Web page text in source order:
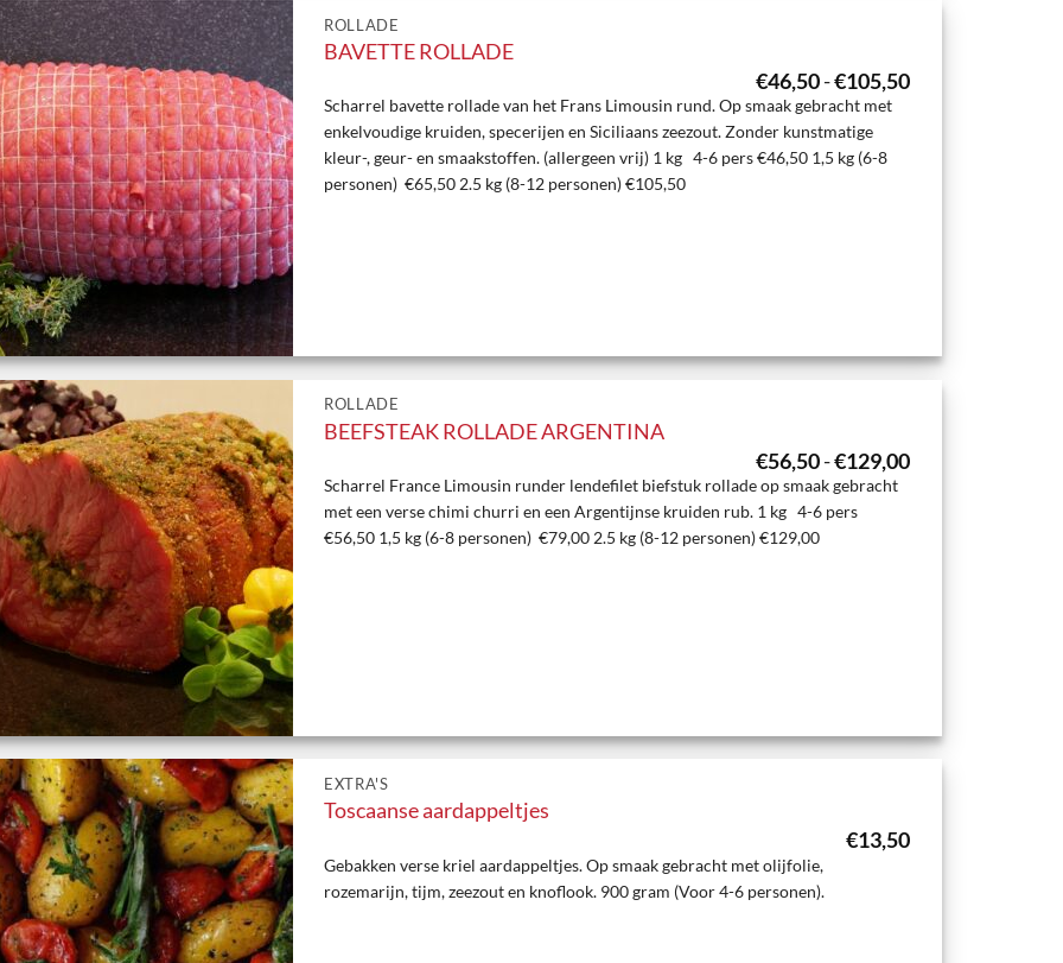
ROLLADE
BAVETTE ROLLADE
€46,50-€105,50Prijsklasse:
Scharrel bavette rollade van het Frans Limousin rund. Op smaak gebracht met
enkelvoudige kruiden, specerijen en Siciliaans zeezout. Zonder kunstmatige
kleur-, geur- en smaakstoffen. (allergeen vrij) 1 kg 4-6 pers €46,50 1,5 kg (6-8
personen) €65,50 2.5 kg (8-12 personen) €105,50
ROLLADE
BEEFSTEAK ROLLADE ARGENTINA
€56,50-€129,00Prijsklasse:
Scharrel France Limousin runder lendefilet biefstuk rollade op smaak gebracht
met een verse chimi churri en een Argentijnse kruiden rub. 1 kg 4-6 pers
€56,50 1,5 kg (6-8 personen) €79,00 2.5 kg (8-12 personen) €129,00
EXTRA'S
Toscaanse aardappeltjes
€13,50
Gebakken verse kriel aardappeltjes. Op smaak gebracht met olijfolie,
rozemarijn, tijm, zeezout en knoflook. 900 gram (Voor 4-6 personen).